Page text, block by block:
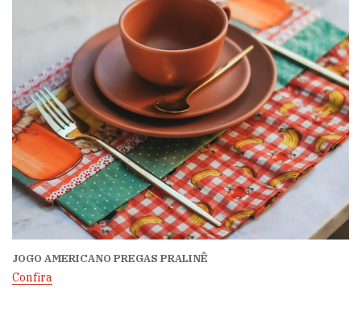
JOGO AMERICANO PREGAS PRALINÊ
Confira